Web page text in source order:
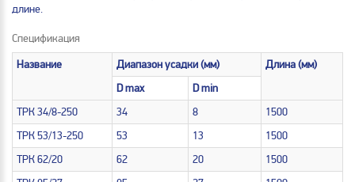
длине.
Спецификация
Название
Диапазон усадки (мм)
Длина (мм)
D max
D min
ТРК 34/8-250
34 8
1500
ТРК 53/13-250
53 13
1500
ТРК 62/20
62 20
1500